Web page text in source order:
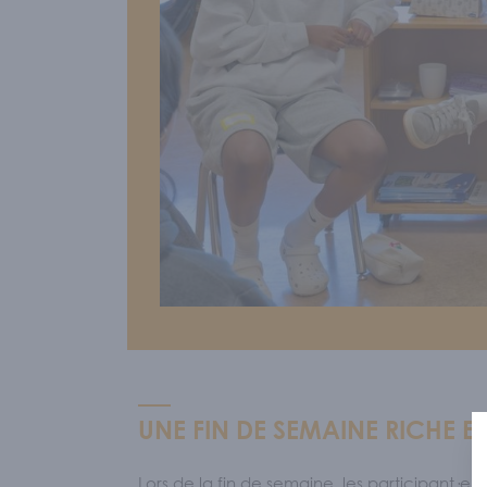
Sécurité
Nos
UNE FIN DE SEMAINE RICHE